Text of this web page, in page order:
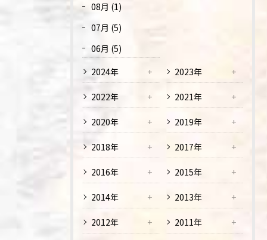
08月 (1)
07月 (5)
06月 (5)
2024年 2023年
2022年 2021年
2020年 2019年
2018年 2017年
2016年 2015年
2014年 2013年
2012年 2011年